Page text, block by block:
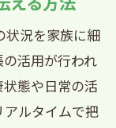
状況を家族に細
活用が行われ
態や日常の活
ルタイムで把